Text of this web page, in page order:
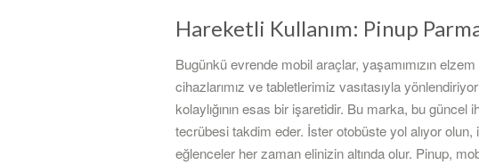
Hareketli Kullanım: Pinup
Bugünkü evrende mobil araçlar, yaşamımızın
cihazlarımız ve tabletlerimiz vasıtasıyla
kolaylığının esas bir işaretidir. Bu marka, bu
tecrübesi takdim eder. İster otobüste yol alıyor
eğlenceler her zaman elinizin altında olur. Pinup,